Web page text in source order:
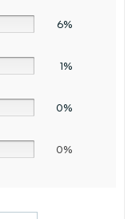
6%
1%
0%
0%